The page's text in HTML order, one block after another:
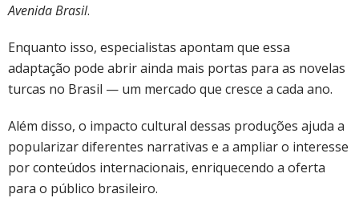
Avenida Brasil.
Enquanto isso, especialistas apontam que essa
adaptação pode abrir ainda mais portas para as novelas
turcas no Brasil — um mercado que cresce a cada ano.
Além disso, o impacto cultural dessas produções ajuda a
popularizar diferentes narrativas e a ampliar o interesse
por conteúdos internacionais, enriquecendo a oferta
para o público brasileiro.